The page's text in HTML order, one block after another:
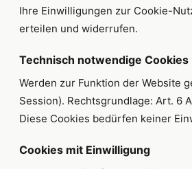
Ihre Einwilligungen zur Cookie-
erteilen und widerrufen.
Technisch notwendige Cookies
Werden zur Funktion der Website
Session). Rechtsgrundlage: Art. 6
Diese Cookies bedürfen keiner
Cookies mit Einwilligung